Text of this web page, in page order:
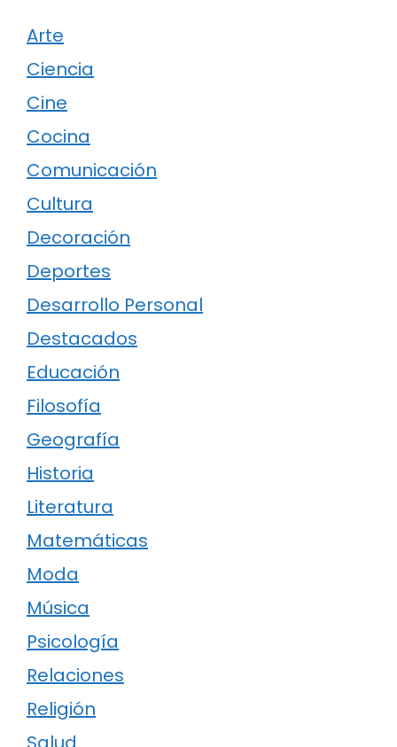
Arte
Ciencia
Cine
Cocina
Comunicación
Cultura
Decoración
Deportes
Desarrollo Personal
Destacados
Educación
Filosofía
Geografía
Historia
Literatura
Matemáticas
Moda
Música
Psicología
Relaciones
Religión